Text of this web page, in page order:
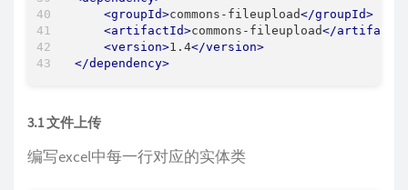
<groupId>commons-fileupload</groupId>
<artifactId>commons-fileupload</
<version>1.4</version>
</dependency>
3.1 文件上传
编写excel中每一行对应的实体类